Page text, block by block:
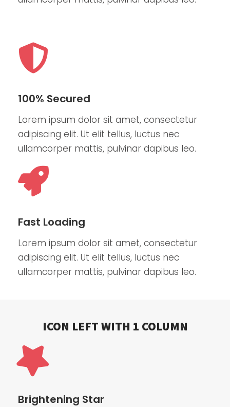
100% Secured
Lorem ipsum dolor sit amet, consectetur
adipiscing elit. Ut elit tellus, luctus nec
ullamcorper mattis, pulvinar dapibus leo.
Fast Loading
Lorem ipsum dolor sit amet, consectetur
adipiscing elit. Ut elit tellus, luctus nec
ullamcorper mattis, pulvinar dapibus leo.
ICON LEFT WITH 1 COLUMN
Brightening Star